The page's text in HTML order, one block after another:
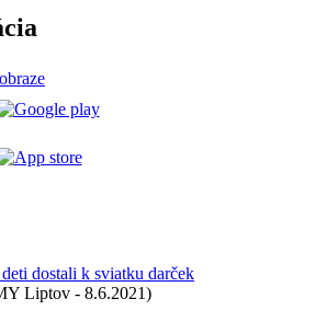
dostali k sviatku darček
Liptov - 8.6.2021)